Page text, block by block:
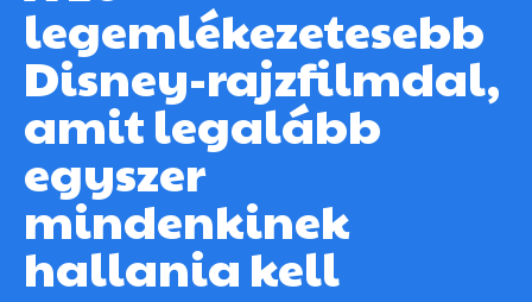
legemlékezetesebb
Disney-rajzfilmdal,
amit legalább
egyszer
mindenkinek
hallania kell